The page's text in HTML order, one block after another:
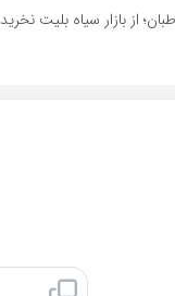
از بازار سیاه بلیت نخرید